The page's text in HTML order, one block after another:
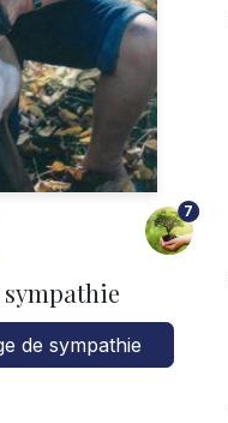
7
de sympathie